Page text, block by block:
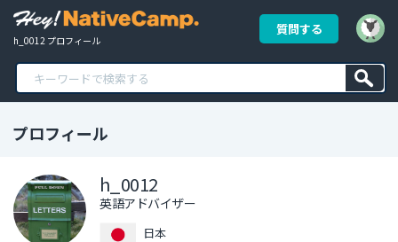
h_0012 プロフィール
質問する
プロフィール
h_0012
英語アドバイザー
日本